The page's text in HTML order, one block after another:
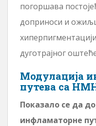
погоршава
доприноси и
дуготрајног
Модулација
путева са
Показало се да
инфламаторне